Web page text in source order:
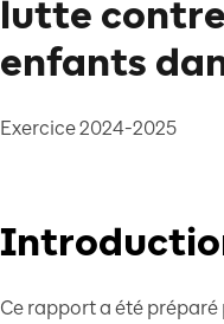
lutte
enfants
Exercice 2024-2025
Ce rapport a été